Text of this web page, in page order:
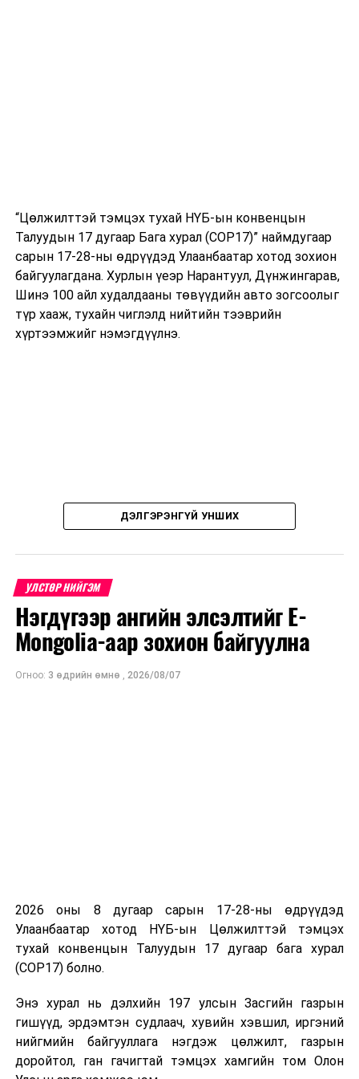
хэлэлцүүлгийг хийв
ӨМНӨХ МЭДЭЭ
Монгол Улсад жуулчлах гадаадын 34 улсын иргэдийг
визийн шаардлагаас чөлөөллөө
“Цөлжилттэй тэмцэх тухай НҮБ-ын конвенцын
Талуудын 17 дугаар Бага хурал (COP17)” наймдугаар
сарын 17-28-ны өдрүүдэд Улаанбаатар хотод зохион
байгуулагдана. Хурлын үеэр Нарантуул, Дүнжингарав,
Шинэ 100 айл худалдааны төвүүдийн авто зогсоолыг
түр хааж, тухайн чиглэлд нийтийн тээврийн
хүртээмжийг нэмэгдүүлнэ.
ДЭЛГЭРЭНГҮЙ УНШИХ
УЛСТӨР НИЙГЭМ
Нэгдүгээр ангийн элсэлтийг E-
Mongolia-аар зохион байгуулна
Огноо: 3 өдрийн өмнө , 2026/08/07
2026 оны 8 дугаар сарын 17-28-ны өдрүүдэд
Улаанбаатар хотод НҮБ-ын Цөлжилттэй тэмцэх
тухай конвенцын Талуудын 17 дугаар бага хурал
(COP17) болно.
Энэ хурал нь дэлхийн 197 улсын Засгийн газрын
гишүүд, эрдэмтэн судлаач, хувийн хэвшил, иргэний
нийгмийн байгууллага нэгдэж цөлжилт, газрын
доройтол, ган гачигтай тэмцэх хамгийн том Олон